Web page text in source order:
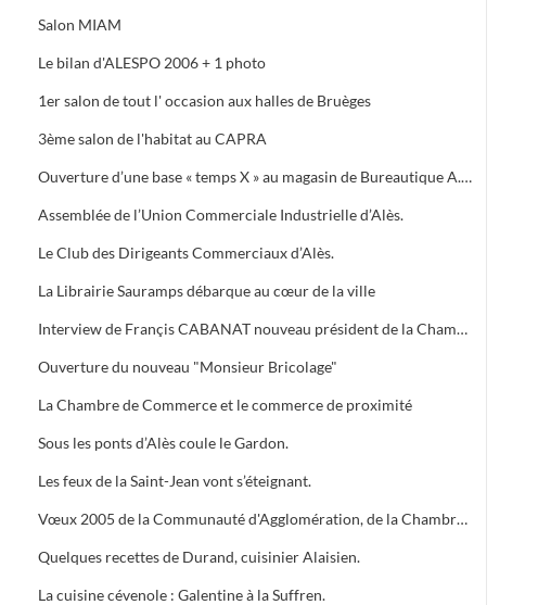
Salon MIAM
Le bilan d'ALESPO 2006 + 1 photo
1er salon de tout l' occasion aux halles de Bruèges
3ème salon de l'habitat au CAPRA
Ouverture d’une base « temps X » au magasin de Bureautique A.M.C., 40 Avenue du Général de Gaule à Alès.
Assemblée de l’Union Commerciale Industrielle d’Alès.
Le Club des Dirigeants Commerciaux d’Alès.
La Librairie Sauramps débarque au cœur de la ville
Interview de Françis CABANAT nouveau président de la Chambre de Commerce
Ouverture du nouveau "Monsieur Bricolage"
La Chambre de Commerce et le commerce de proximité
Sous les ponts d’Alès coule le Gardon.
Les feux de la Saint-Jean vont s’éteignant.
Vœux 2005 de la Communauté d'Agglomération, de la Chambre de Commerce, 5 bougies pour la Médiathèque
Quelques recettes de Durand, cuisinier Alaisien.
La cuisine cévenole : Galentine à la Suffren.